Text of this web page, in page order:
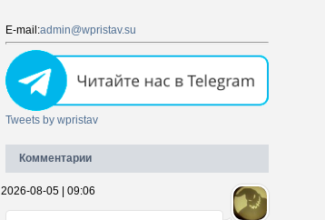
E-mail:admin@wpristav.su
Tweets by wpristav
Комментарии
2026-08-05 | 09:06